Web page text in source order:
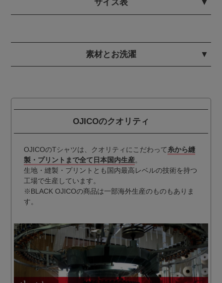
サイズ表
素材とお洗濯
OJICOのクオリティ
OJICOのTシャツは、クオリティにこだわって糸から縫
製・プリントまで全て日本国内生産。
生地・縫製・プリントとも国内最高レベルの技術を持つ
工場で生産しています。
※BLACK OJICOの商品は一部海外生産のものもありま
す。